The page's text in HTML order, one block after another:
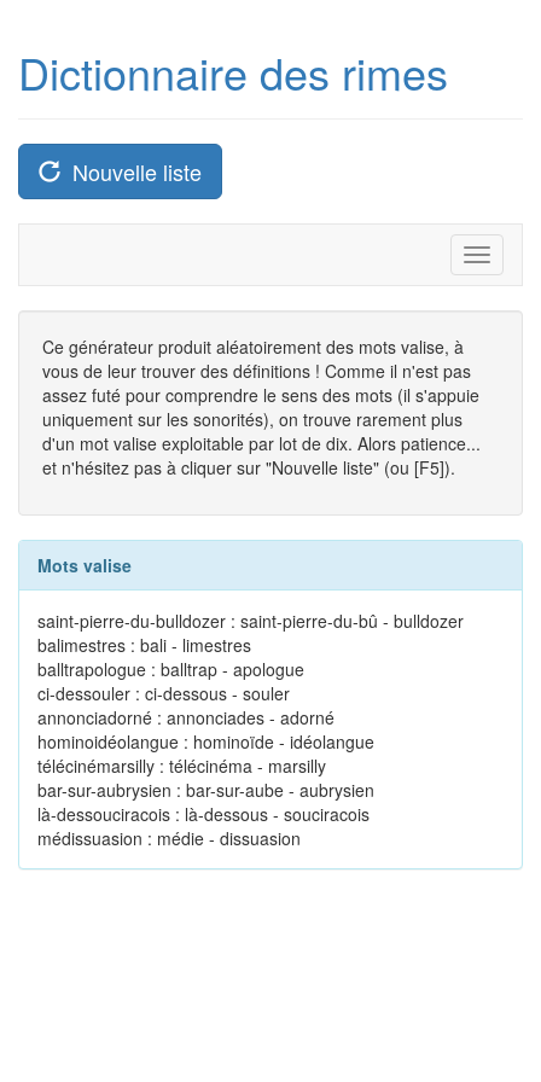
Dictionnaire des rimes
Nouvelle liste
Toggle
Ce générateur produit aléatoirement des mots valise, à
vous de leur trouver des définitions ! Comme il n'est pas
assez futé pour comprendre le sens des mots (il s'appuie
uniquement sur les sonorités), on trouve rarement plus
d'un mot valise exploitable par lot de dix. Alors patience...
et n'hésitez pas à cliquer sur "Nouvelle liste" (ou [F5]).
Mots valise
saint-pierre-du-bulldozer : saint-pierre-du-bû - bulldozer
balimestres : bali - limestres
balltrapologue : balltrap - apologue
ci-dessouler : ci-dessous - souler
annonciadorné : annonciades - adorné
hominoidéolangue : hominoïde - idéolangue
télécinémarsilly : télécinéma - marsilly
bar-sur-aubrysien : bar-sur-aube - aubrysien
là-dessouciracois : là-dessous - souciracois
médissuasion : médie - dissuasion